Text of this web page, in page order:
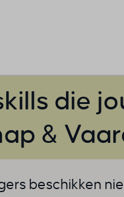
die
&
beschikken